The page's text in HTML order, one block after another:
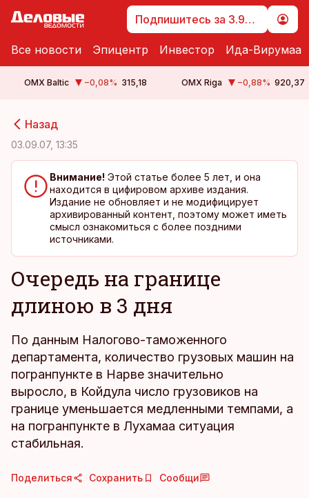
Подпишитесь за 3.99 €
Все новости Эпицентр Инвестор Ида-Вирумаа
OMX Baltic −0,08% 315,18 OMX Riga −0,88% 920,37
Назад
03.09.07, 13:35
Внимание! Этой статье более 5 лет, и она
находится в цифировом архиве издания.
Издание не обновляет и не модифицирует
архивированный контент, поэтому может иметь
смысл ознакомиться с более поздними
источниками.
Очередь на границе
длиною в 3 дня
По данным Налогово-таможенного
департамента, количество грузовых машин на
погранпункте в Нарве значительно
выросло, в Койдула число грузовиков на
границе уменьшается медленными темпами, а
на погранпункте в Лухамаа ситуация
стабильная.
Поделиться Сохранить Сообщи